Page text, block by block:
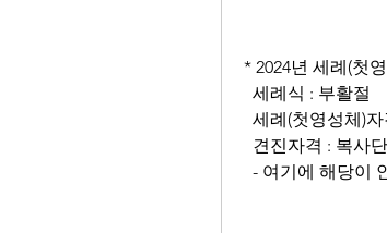
* 2024년 세례(첫
세례식 : 부활절
세례(첫영성체)
견진자격 : 복사
- 여기에 해당이